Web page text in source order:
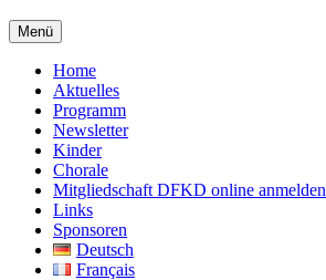
Menü
Home
Aktuelles
Programm
Newsletter
Kinder
Chorale
Mitgliedschaft DFKD online anmelden
Links
Sponsoren
Deutsch
Français